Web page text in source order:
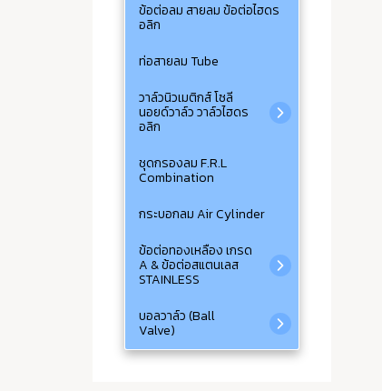
ข้อต่อลม สายลม ข้อต่อไฮดร
อลิก
ท่อสายลม Tube
วาล์วนิวเมติกส์ โซลี
นอยด์วาล์ว วาล์วไฮดร
อลิก
ชุดกรองลม F.R.L
Combination
กระบอกลม Air Cylinder
ข้อต่อทองเหลือง เกรด
A & ข้อต่อสแตนเลส
STAINLESS
บอลวาล์ว (Ball
Valve)